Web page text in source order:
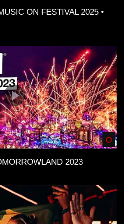
ON FESTIVAL 2025 •
2023